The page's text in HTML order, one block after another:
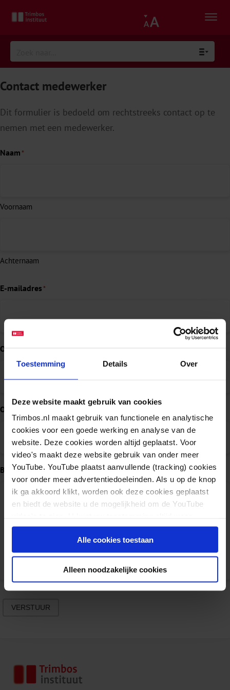
Toestemming Details Over
Deze website maakt gebruik van cookies
Trimbos.nl maakt gebruik van functionele en analytische
cookies voor een goede werking en analyse van de
website. Deze cookies worden altijd geplaatst. Voor
video's maakt deze website gebruik van onder meer
YouTube. YouTube plaatst aanvullende (tracking) cookies
voor onder meer advertentiedoeleinden. Als u op de knop
ik ga akkoord klikt, worden ook deze cookies geplaatst
en biedt de website u de mogelijkheid om de YouTube
intrekken.
Alle cookies toestaan
Alleen noodzakelijke cookies
Contact medewerker
Dit formulier is bedoeld om rechtstreeks contact op te
nemen met een medewerker.
Naam *
Voornaam
Achternaam
E-mailadres *
Organisatie
Onderwerp
Bericht *
VERSTUUR